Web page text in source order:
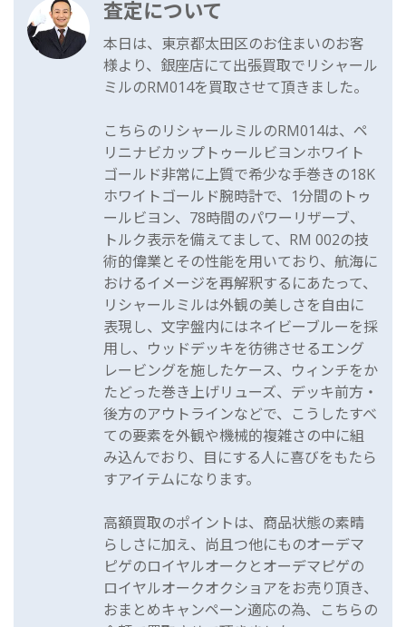
査定について
本日は、東京都太田区のお住まいのお客
様より、銀座店にて出張買取でリシャール
ミルのRM014を買取させて頂きました。
こちらのリシャールミルのRM014は、ペ
リニナビカップトゥールビヨンホワイト
ゴールド非常に上質で希少な手巻きの18K
ホワイトゴールド腕時計で、1分間のトゥ
ールビヨン、78時間のパワーリザーブ、
トルク表示を備えてまして、RM 002の技
術的偉業とその性能を用いており、航海に
おけるイメージを再解釈するにあたって、
リシャールミルは外観の美しさを自由に
表現し、文字盤内にはネイビーブルーを採
用し、ウッドデッキを彷彿させるエング
レービングを施したケース、ウィンチをか
たどった巻き上げリューズ、デッキ前方・
後方のアウトラインなどで、こうしたすべ
ての要素を外観や機械的複雑さの中に組
み込んでおり、目にする人に喜びをもたら
すアイテムになります。
高額買取のポイントは、商品状態の素晴
らしさに加え、尚且つ他にものオーデマ
ピゲのロイヤルオークとオーデマピゲの
ロイヤルオークオクショアをお売り頂き、
おまとめキャンペーン適応の為、こちらの